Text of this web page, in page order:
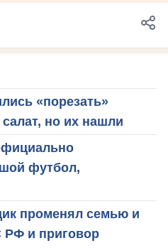
«порезать»
но их нашли
футбол,
променял семью и
РФ и приговор